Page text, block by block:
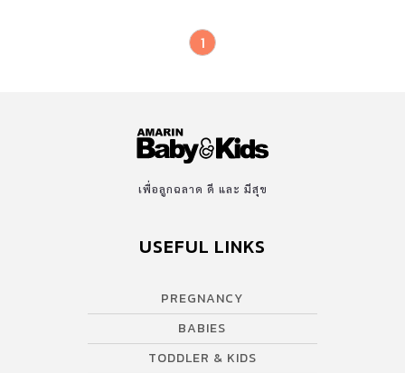
1
เพื่อลูกฉลาด ดี และ มีสุข
USEFUL LINKS
PREGNANCY
BABIES
TODDLER & KIDS